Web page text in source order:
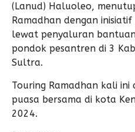
(Lanud) Haluoleo,
Ramadhan dengan
lewat penyaluran
pondok pesantren di 3
Sultra.
Touring Ramadhan kali ini
puasa bersama di kota
2024.